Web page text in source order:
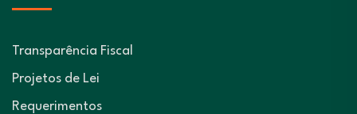
Transparência Fiscal
Projetos de Lei
Requerimentos